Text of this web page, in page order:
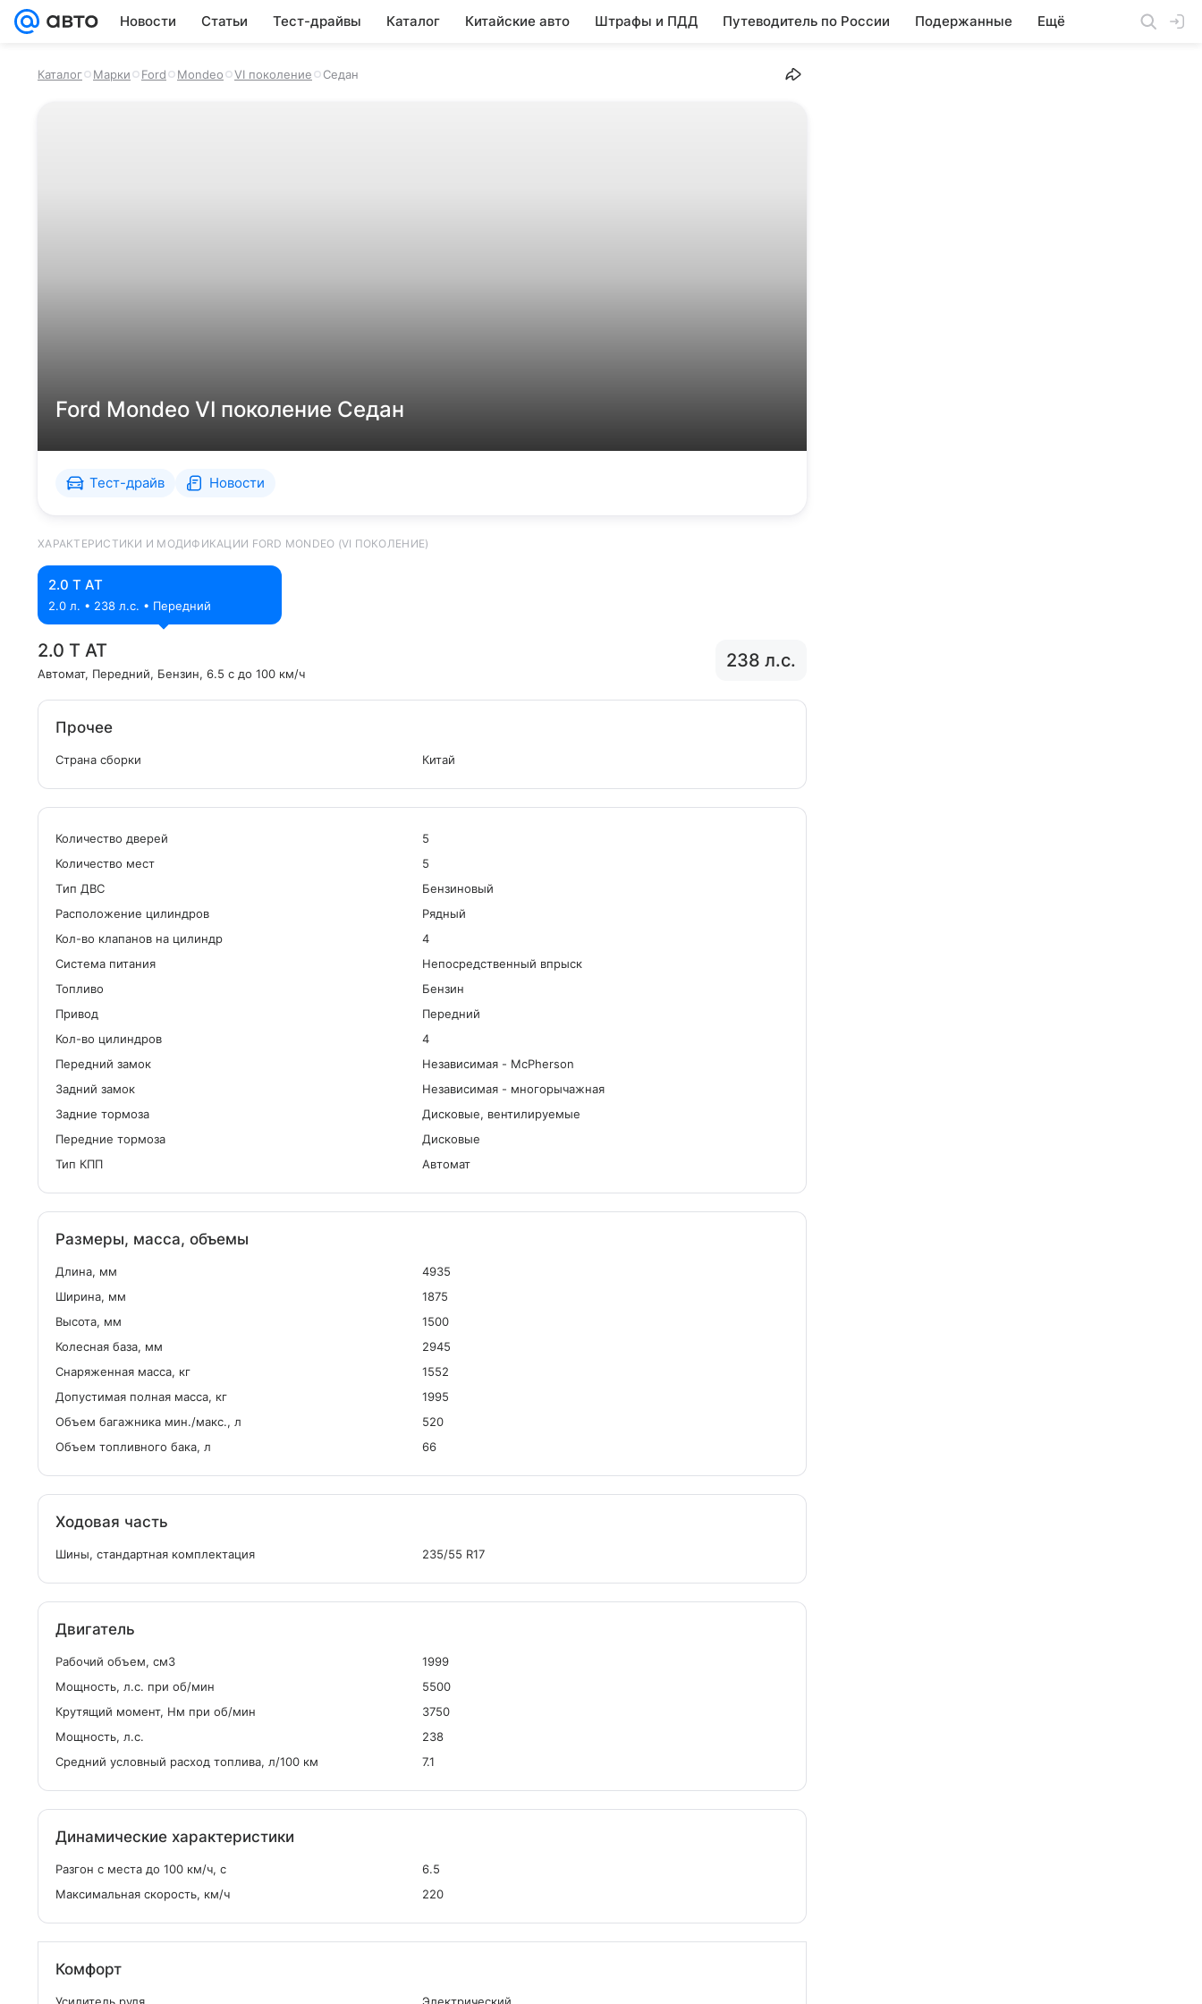
Новости Статьи Тест-драйвы Каталог Китайские авто Штрафы и ПДД Путеводитель по России Подержанные Ещё
Каталог Марки Ford Mondeo VI поколение Седан
Ford Mondeo VI поколение Седан
Тест-драйв Новости
ХАРАКТЕРИСТИКИ И МОДИФИКАЦИИ FORD MONDEO (VI ПОКОЛЕНИЕ)
2.0 T AT
2.0 л. • 238 л.с. • Передний
2.0 T AT
Автомат, Передний, Бензин, 6.5 с до 100 км/ч
238 л.с.
Прочее
Страна сборки Китай
Количество дверей
5
Количество мест
5
Tип ДВС
Бензиновый
Расположение цилиндров
Рядный
Кол-во клапанов на цилиндр
4
Система питания
Непосредственный впрыск
Топливо
Бензин
Привод
Передний
Кол-во цилиндров
4
Передний замок
Независимая - McPherson
Задний замок
Независимая - многорычажная
Задние тормоза
Дисковые, вентилируемые
Передние тормоза
Дисковые
Тип КПП
Автомат
Размеры, масса, объемы
Длина, мм
4935
Ширина, мм
1875
Высота, мм
1500
Колесная база, мм
2945
Снаряженная масса, кг
1552
Допустимая полная масса, кг
1995
Объем багажника мин./макс., л
520
Объем топливного бака, л
66
Ходовая часть
Шины, стандартная комплектация 235/55 R17
Двигатель
Рабочий объем, см3
1999
Мощность, л.с. при об/мин
5500
Крутящий момент, Нм при об/мин
3750
Мощность, л.с.
238
Средний условный расход топлива, л/100 км
7.1
Динамические характеристики
Разгон с места до 100 км/ч, с
6.5
Максимальная скорость, км/ч
220
Комфорт